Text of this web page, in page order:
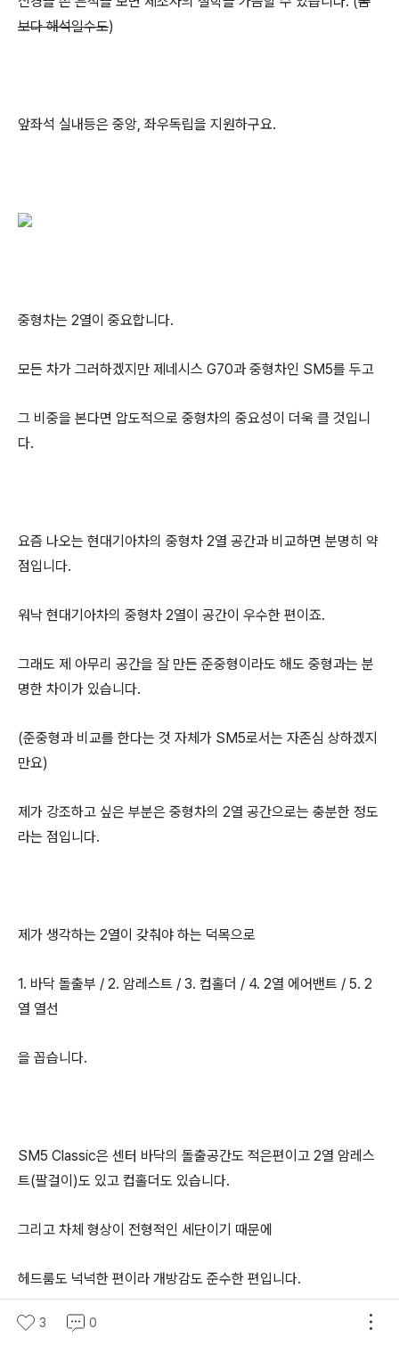
보다 해석일수도)
앞좌석 실내등은 중앙, 좌우독립을 지원하구요.
중형차는 2열이 중요합니다.
모든 차가 그러하겠지만 제네시스 G70과 중형차인 SM5를 두고
그 비중을 본다면 압도적으로 중형차의 중요성이 더욱 클 것입니
다.
요즘 나오는 현대기아차의 중형차 2열 공간과 비교하면 분명히 약
점입니다.
워낙 현대기아차의 중형차 2열이 공간이 우수한 편이죠.
그래도 제 아무리 공간을 잘 만든 준중형이라도 해도 중형과는 분
명한 차이가 있습니다.
(준중형과 비교를 한다는 것 자체가 SM5로서는 자존심 상하겠지
만요)
제가 강조하고 싶은 부분은 중형차의 2열 공간으로는 충분한 정도
라는 점입니다.
제가 생각하는 2열이 갖춰야 하는 덕목으로
1. 바닥 돌출부 / 2. 암레스트 / 3. 컵홀더 / 4. 2열 에어밴트 / 5. 2
열 열선
을 꼽습니다.
SM5 Classic은 센터 바닥의 돌출공간도 적은편이고 2열 암레스
트(팔걸이)도 있고 컵홀더도 있습니다.
그리고 차체 형상이 전형적인 세단이기 때문에
헤드룸도 넉넉한 편이라 개방감도 준수한 편입니다.
3 0